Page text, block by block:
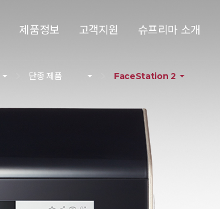
제품정보 고객지원 슈프리마 소개
단종 제품 FaceStation 2